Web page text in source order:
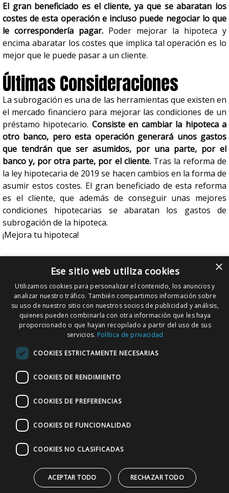
El gran beneficiado es el cliente, ya que se abaratan los
costes de esta operación e incluso puede negociar lo que
le correspondería pagar. Poder mejorar la hipoteca y
encima abaratar los costes que implica tal operación es lo
mejor que le puede pasar a un cliente.
Últimas Consideraciones
La subrogación es una de las herramientas que existen en
el mercado financiero para mejorar las condiciones de un
préstamo hipotecario. Consiste en cambiar la hipoteca a
otro banco, pero esta operación generará unos gastos
que tendrán que ser asumidos, por una parte, por el
banco y, por otra parte, por el cliente.Tras la reforma de
la ley hipotecaria de 2019 se hacen cambios en la forma de
asumir estos costes. El gran beneficiado de esta reforma
es el cliente, que además de conseguir unas mejores
condiciones hipotecarias se abaratan los gastos de
subrogación de la hipoteca.
¡Mejora tu hipoteca!
CONTACTO
Política de Privacidad
Hipoteca al 100%
Rambla Cataluña, 14
08007 Barcelona
×
Ese sitio web utiliza cookies
Utilizamos cookies para personalizar el contenido, los anuncios y
analizar nuestro tráfico. También compartimos información sobre
su uso de nuestro sitio con nuestros socios de publicidad y análisis,
quienes pueden combinarla con otra información que les haya
proporcionado o que hayan recopilado a partir del uso de sus
servicios. Política de privacidad
COOKIES ESTRICTAMENTE NECESARIAS
COOKIES DE RENDIMIENTO
COOKIES DE PREFERENCIAS
COOKIES DE FUNCIONALIDAD
COOKIES NO CLASIFICADAS
ACEPTAR TODO RECHAZAR TODO